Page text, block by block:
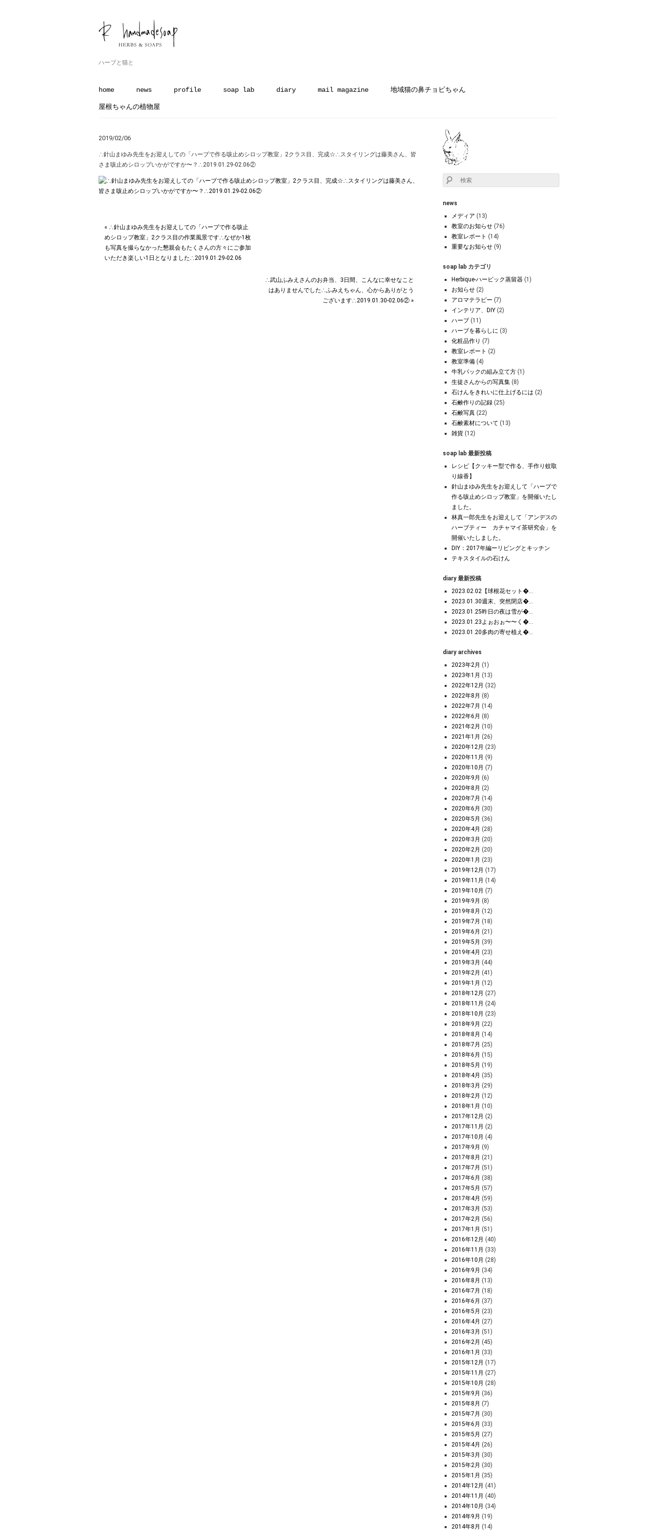
ハーブと猫と
home news profile soap lab diary mail magazine 地域猫の鼻チョビちゃん
屋根ちゃんの植物屋
2019/02/06
∴針山まゆみ先生をお迎えしての「ハーブで作る咳止めシロップ教室」2クラス目、完成☆∴スタイリングは藤美さん、皆
さま咳止めシロップいかがですか〜？︎∴2019.01.29-02.06②
« ∴針山まゆみ先生をお迎えしての「ハーブで作る咳止
めシロップ教室」2クラス目の作業風景です∴なぜか1枚
も写真を撮らなかった懇親会もたくさんの方々にご参加
いただき楽しい1日となりました︎∴2019.01.29-02.06
∴武山ふみえさんのお弁当、3日間、こんなに幸せなこと
はありませんでした∴ふみえちゃん、心からありがとう
ございます︎∴2019.01.30-02.06② »
news
メディア (13)
教室のお知らせ (76)
教室レポート (14)
重要なお知らせ (9)
soap lab カテゴリ
Herbique-ハービック蒸留器 (1)
お知らせ (2)
アロマテラピー (7)
インテリア、DIY (2)
ハーブ (11)
ハーブを暮らしに (3)
化粧品作り (7)
教室レポート (2)
教室準備 (4)
牛乳パックの組み立て方 (1)
生徒さんからの写真集 (8)
石けんをきれいに仕上げるには (2)
石鹸作りの記録 (25)
石鹸写真 (22)
石鹸素材について (13)
雑貨 (12)
soap lab 最新投稿
レシピ【クッキー型で作る、手作り蚊取
り線香】
針山まゆみ先生をお迎えして「ハーブで
作る咳止めシロップ教室」を開催いたし
ました。
林真一郎先生をお迎えして「アンデスの
ハーブティー カチャマイ茶研究会」を
開催いたしました。
DIY：2017年編ーリビングとキッチン
テキスタイルの石けん
diary 最新投稿
2023.02.02【球根花セット�...
2023.01.30週末、突然閉店�...
2023.01.25昨日の夜は雪が�...
2023.01.23よぉおぉ〜〜く�...
2023.01.20多肉の寄せ植え�...
diary archives
2023年2月 (1)
2023年1月 (13)
2022年12月 (32)
2022年8月 (8)
2022年7月 (14)
2022年6月 (8)
2021年2月 (10)
2021年1月 (26)
2020年12月 (23)
2020年11月 (9)
2020年10月 (7)
2020年9月 (6)
2020年8月 (2)
2020年7月 (14)
2020年6月 (30)
2020年5月 (36)
2020年4月 (28)
2020年3月 (20)
2020年2月 (20)
2020年1月 (23)
2019年12月 (17)
2019年11月 (14)
2019年10月 (7)
2019年9月 (8)
2019年8月 (12)
2019年7月 (18)
2019年6月 (21)
2019年5月 (39)
2019年4月 (23)
2019年3月 (44)
2019年2月 (41)
2019年1月 (12)
2018年12月 (27)
2018年11月 (24)
2018年10月 (23)
2018年9月 (22)
2018年8月 (14)
2018年7月 (25)
2018年6月 (15)
2018年5月 (19)
2018年4月 (35)
2018年3月 (29)
2018年2月 (12)
2018年1月 (10)
2017年12月 (2)
2017年11月 (2)
2017年10月 (4)
2017年9月 (9)
2017年8月 (21)
2017年7月 (51)
2017年6月 (38)
2017年5月 (57)
2017年4月 (59)
2017年3月 (53)
2017年2月 (56)
2017年1月 (51)
2016年12月 (40)
2016年11月 (33)
2016年10月 (28)
2016年9月 (34)
2016年8月 (13)
2016年7月 (18)
2016年6月 (37)
2016年5月 (23)
2016年4月 (27)
2016年3月 (51)
2016年2月 (45)
2016年1月 (33)
2015年12月 (17)
2015年11月 (27)
2015年10月 (28)
2015年9月 (36)
2015年8月 (7)
2015年7月 (30)
2015年6月 (33)
2015年5月 (27)
2015年4月 (26)
2015年3月 (30)
2015年2月 (30)
2015年1月 (35)
2014年12月 (41)
2014年11月 (40)
2014年10月 (34)
2014年9月 (19)
2014年8月 (14)